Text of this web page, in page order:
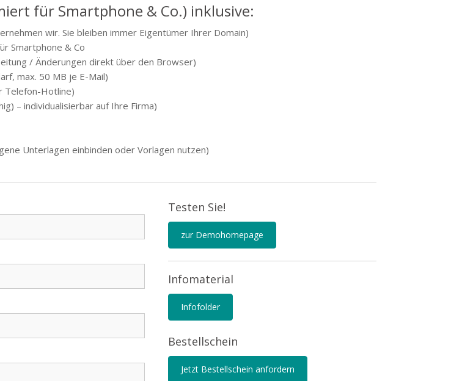
für Smartphone & Co.) inklusive:
wir. Sie bleiben immer Eigentümer Ihrer Domain)
Smartphone & Co
/ Änderungen direkt über den Browser)
max. 50 MB je E-Mail)
Telefon-Hotline)
– individualisierbar auf Ihre Firma)
Unterlagen einbinden oder Vorlagen nutzen)
Testen Sie!
zur Demohomepage
Infomaterial
Infofolder
Bestellschein
Jetzt Bestellschein anfordern